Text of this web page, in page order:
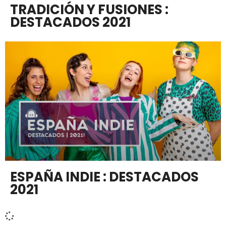
TRADICIÓN Y FUSIONES :
DESTACADOS 2021
ESPAÑA INDIE : DESTACADOS
2021